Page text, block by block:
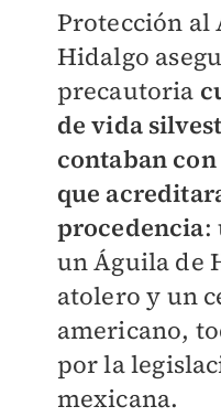
Protección al
Hidalgo
precautoria
de vida
contaban
que
procedencia:
un Águila de
atolero y un
americano,
por la
mexicana.